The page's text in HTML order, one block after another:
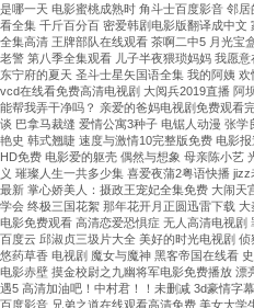
是哪一天 电影蜜桃成熟时 角斗士百度影音 邻
看全集 千斤百分百 密爱韩剧电影版翻译成中文
全集高清 王牌部队在线观看 茶啊二中5 月光宝
老警 第八季全集观看 儿子半夜猥琐妈妈 我愿
东宁府的夏天 圣斗士星矢国语全集 我的阿姨
vcd在线看免费高清电视剧 大阅兵2019直播 阿
能帮我弄干净吗？ 亲爱的爸妈电视剧免费观看
谈 巴拿马裁缝 爱情公寓3种子 电锯人动漫 张
艳史 韩式翘睫 速度与激情10完整版免费 电影
HD免费 电影爱的躯壳 偶然与想象 母亲陈小艺
义 璀璨人生一共多少集 喜爱夜蒲2粤语快播
最新 掌心娇美人：摄政王宠妃全集免费 大闹
学会 终极三国花絮 那年花开月正圆迅雷下载
电影免费观看 高清恋爱恐惧症 无人高清电视
百度云 邱淑贞三圾片大全 美好的时光电视剧
悠药草香 电视剧 魔女与魔神 黑客帝国在线看
电影赤壁 摸金校尉之九幽将军电影免费播放
遇5 高清加油吧！中村君！！未删减 3d豪情字
百度影音 兄弟之道在线观看高清免费 美女大